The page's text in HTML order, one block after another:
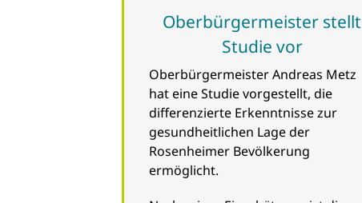
Oberbürgermeister stellt
Studie vor
Oberbürgermeister Andreas Metz
hat eine Studie vorgestellt, die
differenzierte Erkenntnisse zur
gesundheitlichen Lage der
Rosenheimer Bevölkerung
ermöglicht.